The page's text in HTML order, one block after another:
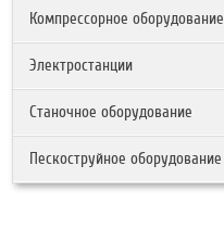
Компрессорное оборудование
Электростанции
Станочное оборудование
Пескоструйное оборудование